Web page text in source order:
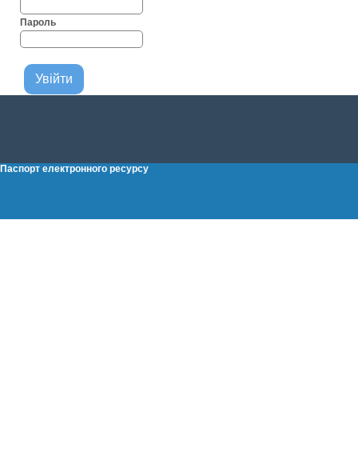
Пароль
Паспорт електронного ресурсу